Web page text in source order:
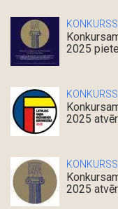
KONKURSS
2025
KONKURSS
2025
KONKURSS
2025